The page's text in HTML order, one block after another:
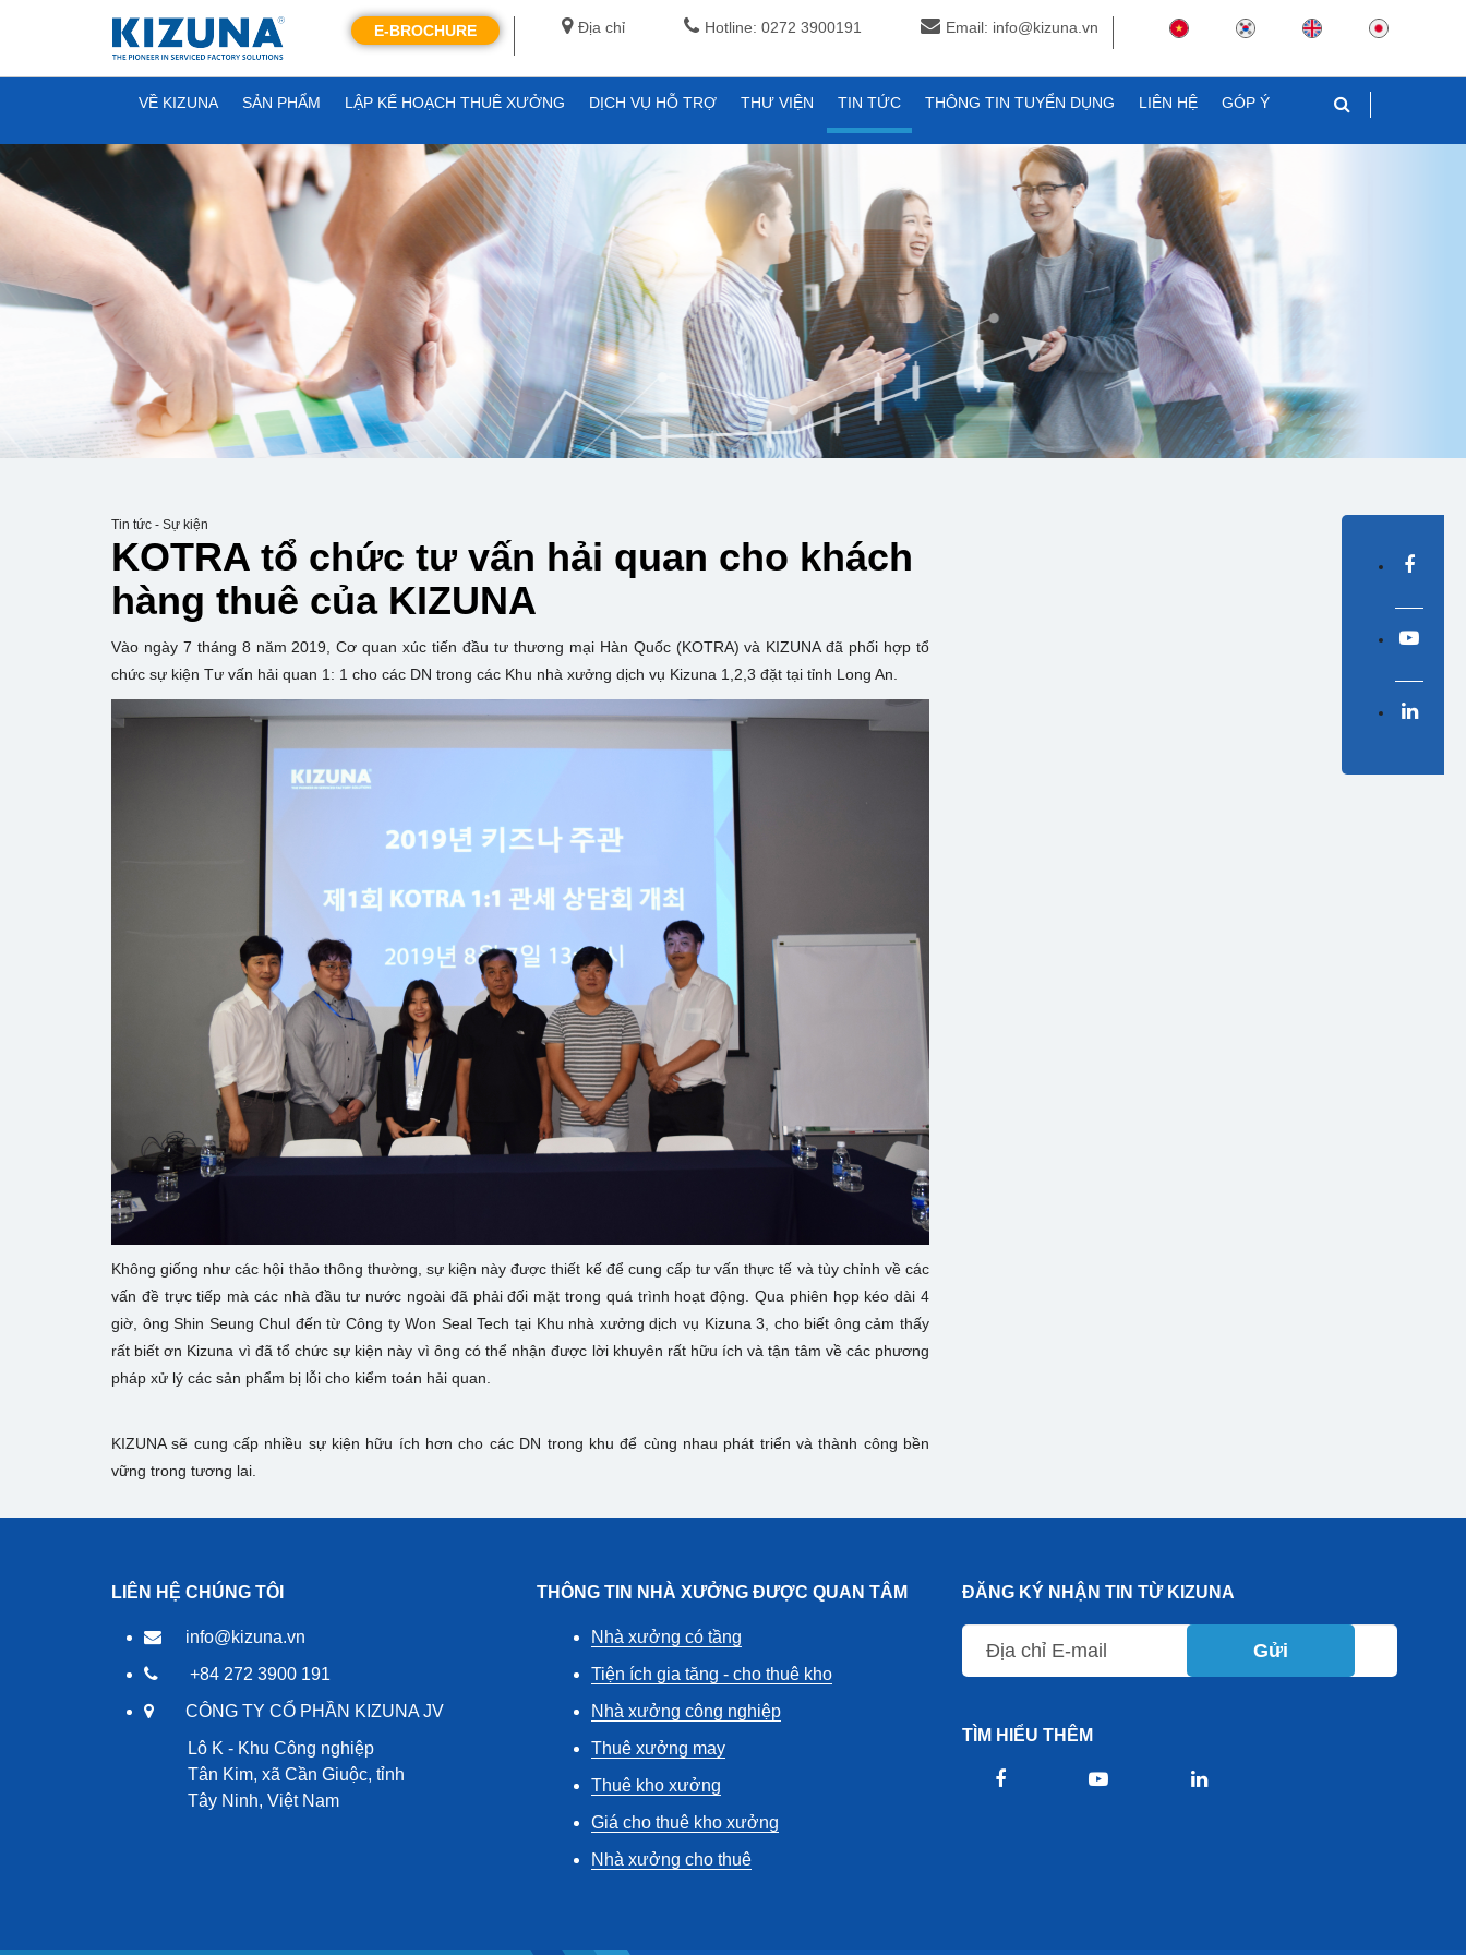
Địa chỉ Hotline: 0272 3900191 Email: info@kizuna.vn
E-BROCHURE
VỀ KIZUNA SẢN PHẨM LẬP KẾ HOẠCH THUÊ XƯỞNG DỊCH VỤ HỖ TRỢ THƯ VIỆN TIN TỨC THÔNG TIN TUYỂN DỤNG LIÊN HỆ GÓP Ý
Tin tức - Sự kiện
KOTRA tổ chức tư vấn hải quan cho khách
hàng thuê của KIZUNA
Vào ngày 7 tháng 8 năm 2019, Cơ quan xúc tiến đầu tư thương mại Hàn Quốc (KOTRA) và KIZUNA đã phối hợp tổ
chức sự kiện Tư vấn hải quan 1: 1 cho các DN trong các Khu nhà xưởng dịch vụ Kizuna 1,2,3 đặt tại tỉnh Long An.
Không giống như các hội thảo thông thường, sự kiện này được thiết kế để cung cấp tư vấn thực tế và tùy chỉnh về các
vấn đề trực tiếp mà các nhà đầu tư nước ngoài đã phải đối mặt trong quá trình hoạt động. Qua phiên họp kéo dài 4
giờ, ông Shin Seung Chul đến từ Công ty Won Seal Tech tại Khu nhà xưởng dịch vụ Kizuna 3, cho biết ông cảm thấy
rất biết ơn Kizuna vì đã tổ chức sự kiện này vì ông có thể nhận được lời khuyên rất hữu ích và tận tâm về các phương
pháp xử lý các sản phẩm bị lỗi cho kiểm toán hải quan.
KIZUNA sẽ cung cấp nhiều sự kiện hữu ích hơn cho các DN trong khu để cùng nhau phát triển và thành công bền
vững trong tương lai.
LIÊN HỆ CHÚNG TÔI
info@kizuna.vn
+84 272 3900 191
CÔNG TY CỔ PHẦN KIZUNA JV
Lô K - Khu Công nghiệp
Tân Kim, xã Cần Giuộc, tỉnh
Tây Ninh, Việt Nam
THÔNG TIN NHÀ XƯỞNG ĐƯỢC QUAN TÂM
Nhà xưởng có tầng
Tiện ích gia tăng - cho thuê kho
Nhà xưởng công nghiệp
Thuê xưởng may
Thuê kho xưởng
Giá cho thuê kho xưởng
Nhà xưởng cho thuê
ĐĂNG KÝ NHẬN TIN TỪ KIZUNA
Gửi
TÌM HIỂU THÊM